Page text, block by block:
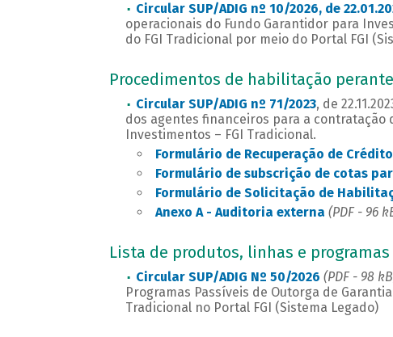
Circular SUP/ADIG nº 10/2026, de
operacionais do Fundo Garantidor para
do FGI Tradicional por meio do Portal FGI
Procedimentos de habilitação perante
Circular SUP/ADIG nº 71/2023, de
dos agentes financeiros para a
Investimentos – FGI Tradicional.
Formulário de Recuperação de Crédito
Formulário de subscrição de cotas
Formulário de Solicitação de
Anexo A - Auditoria externa (PDF - 96
Lista de produtos, linhas e programas
Circular SUP/ADIG Nº 50/2026 (PDF - 98
Programas Passíveis de Outorga de
Tradicional no Portal FGI (Sistema Legado)